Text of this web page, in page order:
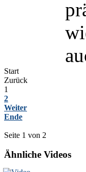
Start
Zurück
1
2
Weiter
Ende
Seite 1 von 2
Ähnliche Videos